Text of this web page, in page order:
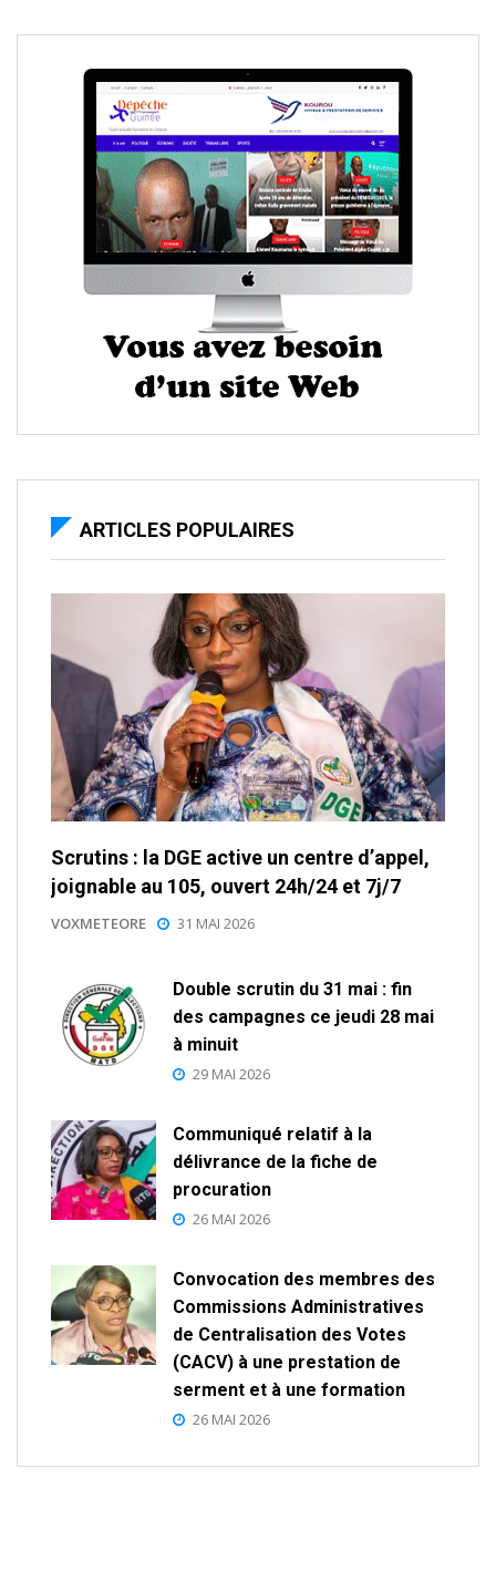
ARTICLES POPULAIRES
Scrutins : la DGE active un centre d’appel,
joignable au 105, ouvert 24h/24 et 7j/7
VOXMETEORE 31 MAI 2026
Double scrutin du 31 mai : fin
des campagnes ce jeudi 28 mai
à minuit
29 MAI 2026
Communiqué relatif à la
délivrance de la fiche de
procuration
26 MAI 2026
Convocation des membres des
Commissions Administratives
de Centralisation des Votes
(CACV) à une prestation de
serment et à une formation
26 MAI 2026